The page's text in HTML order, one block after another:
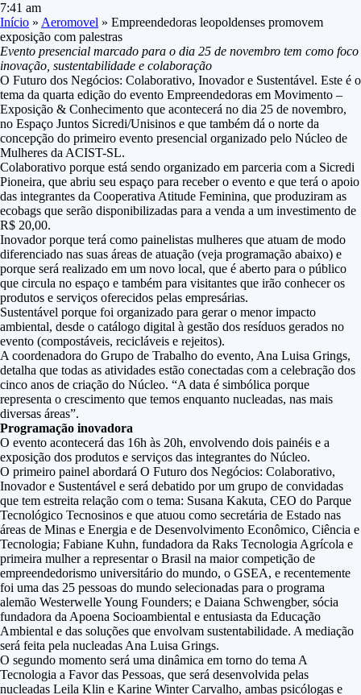
7:41 am
Início » Aeromovel » Empreendedoras leopoldenses promovem
exposição com palestras
Evento presencial marcado para o dia 25 de novembro tem como foco
inovação, sustentabilidade e colaboração
O Futuro dos Negócios: Colaborativo, Inovador e Sustentável. Este é o
tema da quarta edição do evento Empreendedoras em Movimento –
Exposição & Conhecimento que acontecerá no dia 25 de novembro,
no Espaço Juntos Sicredi/Unisinos e que também dá o norte da
concepção do primeiro evento presencial organizado pelo Núcleo de
Mulheres da ACIST-SL.
Colaborativo porque está sendo organizado em parceria com a Sicredi
Pioneira, que abriu seu espaço para receber o evento e que terá o apoio
das integrantes da Cooperativa Atitude Feminina, que produziram as
ecobags que serão disponibilizadas para a venda a um investimento de
R$ 20,00.
Inovador porque terá como painelistas mulheres que atuam de modo
diferenciado nas suas áreas de atuação (veja programação abaixo) e
porque será realizado em um novo local, que é aberto para o público
que circula no espaço e também para visitantes que irão conhecer os
produtos e serviços oferecidos pelas empresárias.
Sustentável porque foi organizado para gerar o menor impacto
ambiental, desde o catálogo digital à gestão dos resíduos gerados no
evento (compostáveis, recicláveis e rejeitos).
A coordenadora do Grupo de Trabalho do evento, Ana Luisa Grings,
detalha que todas as atividades estão conectadas com a celebração dos
cinco anos de criação do Núcleo. “A data é simbólica porque
representa o crescimento que temos enquanto nucleadas, nas mais
diversas áreas”.
Programação inovadora
O evento acontecerá das 16h às 20h, envolvendo dois painéis e a
exposição dos produtos e serviços das integrantes do Núcleo.
O primeiro painel abordará O Futuro dos Negócios: Colaborativo,
Inovador e Sustentável e será debatido por um grupo de convidadas
que tem estreita relação com o tema: Susana Kakuta, CEO do Parque
Tecnológico Tecnosinos e que atuou como secretária de Estado nas
áreas de Minas e Energia e de Desenvolvimento Econômico, Ciência e
Tecnologia; Fabiane Kuhn, fundadora da Raks Tecnologia Agrícola e
primeira mulher a representar o Brasil na maior competição de
empreendedorismo universitário do mundo, o GSEA, e recentemente
foi uma das 25 pessoas do mundo selecionadas para o programa
alemão Westerwelle Young Founders; e Daiana Schwengber, sócia
fundadora da Apoena Socioambiental e entusiasta da Educação
Ambiental e das soluções que envolvam sustentabilidade. A mediação
será feita pela nucleadas Ana Luisa Grings.
O segundo momento será uma dinâmica em torno do tema A
Tecnologia a Favor das Pessoas, que será desenvolvida pelas
nucleadas Leila Klin e Karine Winter Carvalho, ambas psicólogas e